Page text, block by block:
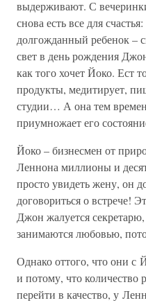
выдерживают. С
снова есть все для
долгожданный ребенок –
свет в день рождения
как того хочет Йоко. Ест
продукты, медитирует,
студии… А она тем
приумножает его
Йоко – бизнесмен от
Леннона миллионы и
просто увидеть жену, он
договориться о встрече!
Джон жалуется
занимаются любовью,
Однако оттого, что они с
и потому, что
перейти в качество, у